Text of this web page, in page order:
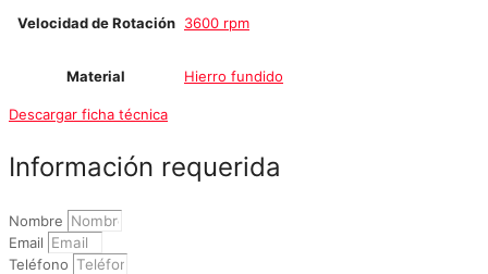
Velocidad de Rotación 3600 rpm
Material Hierro fundido
Descargar ficha técnica
Información requerida
Nombre
Email
Teléfono